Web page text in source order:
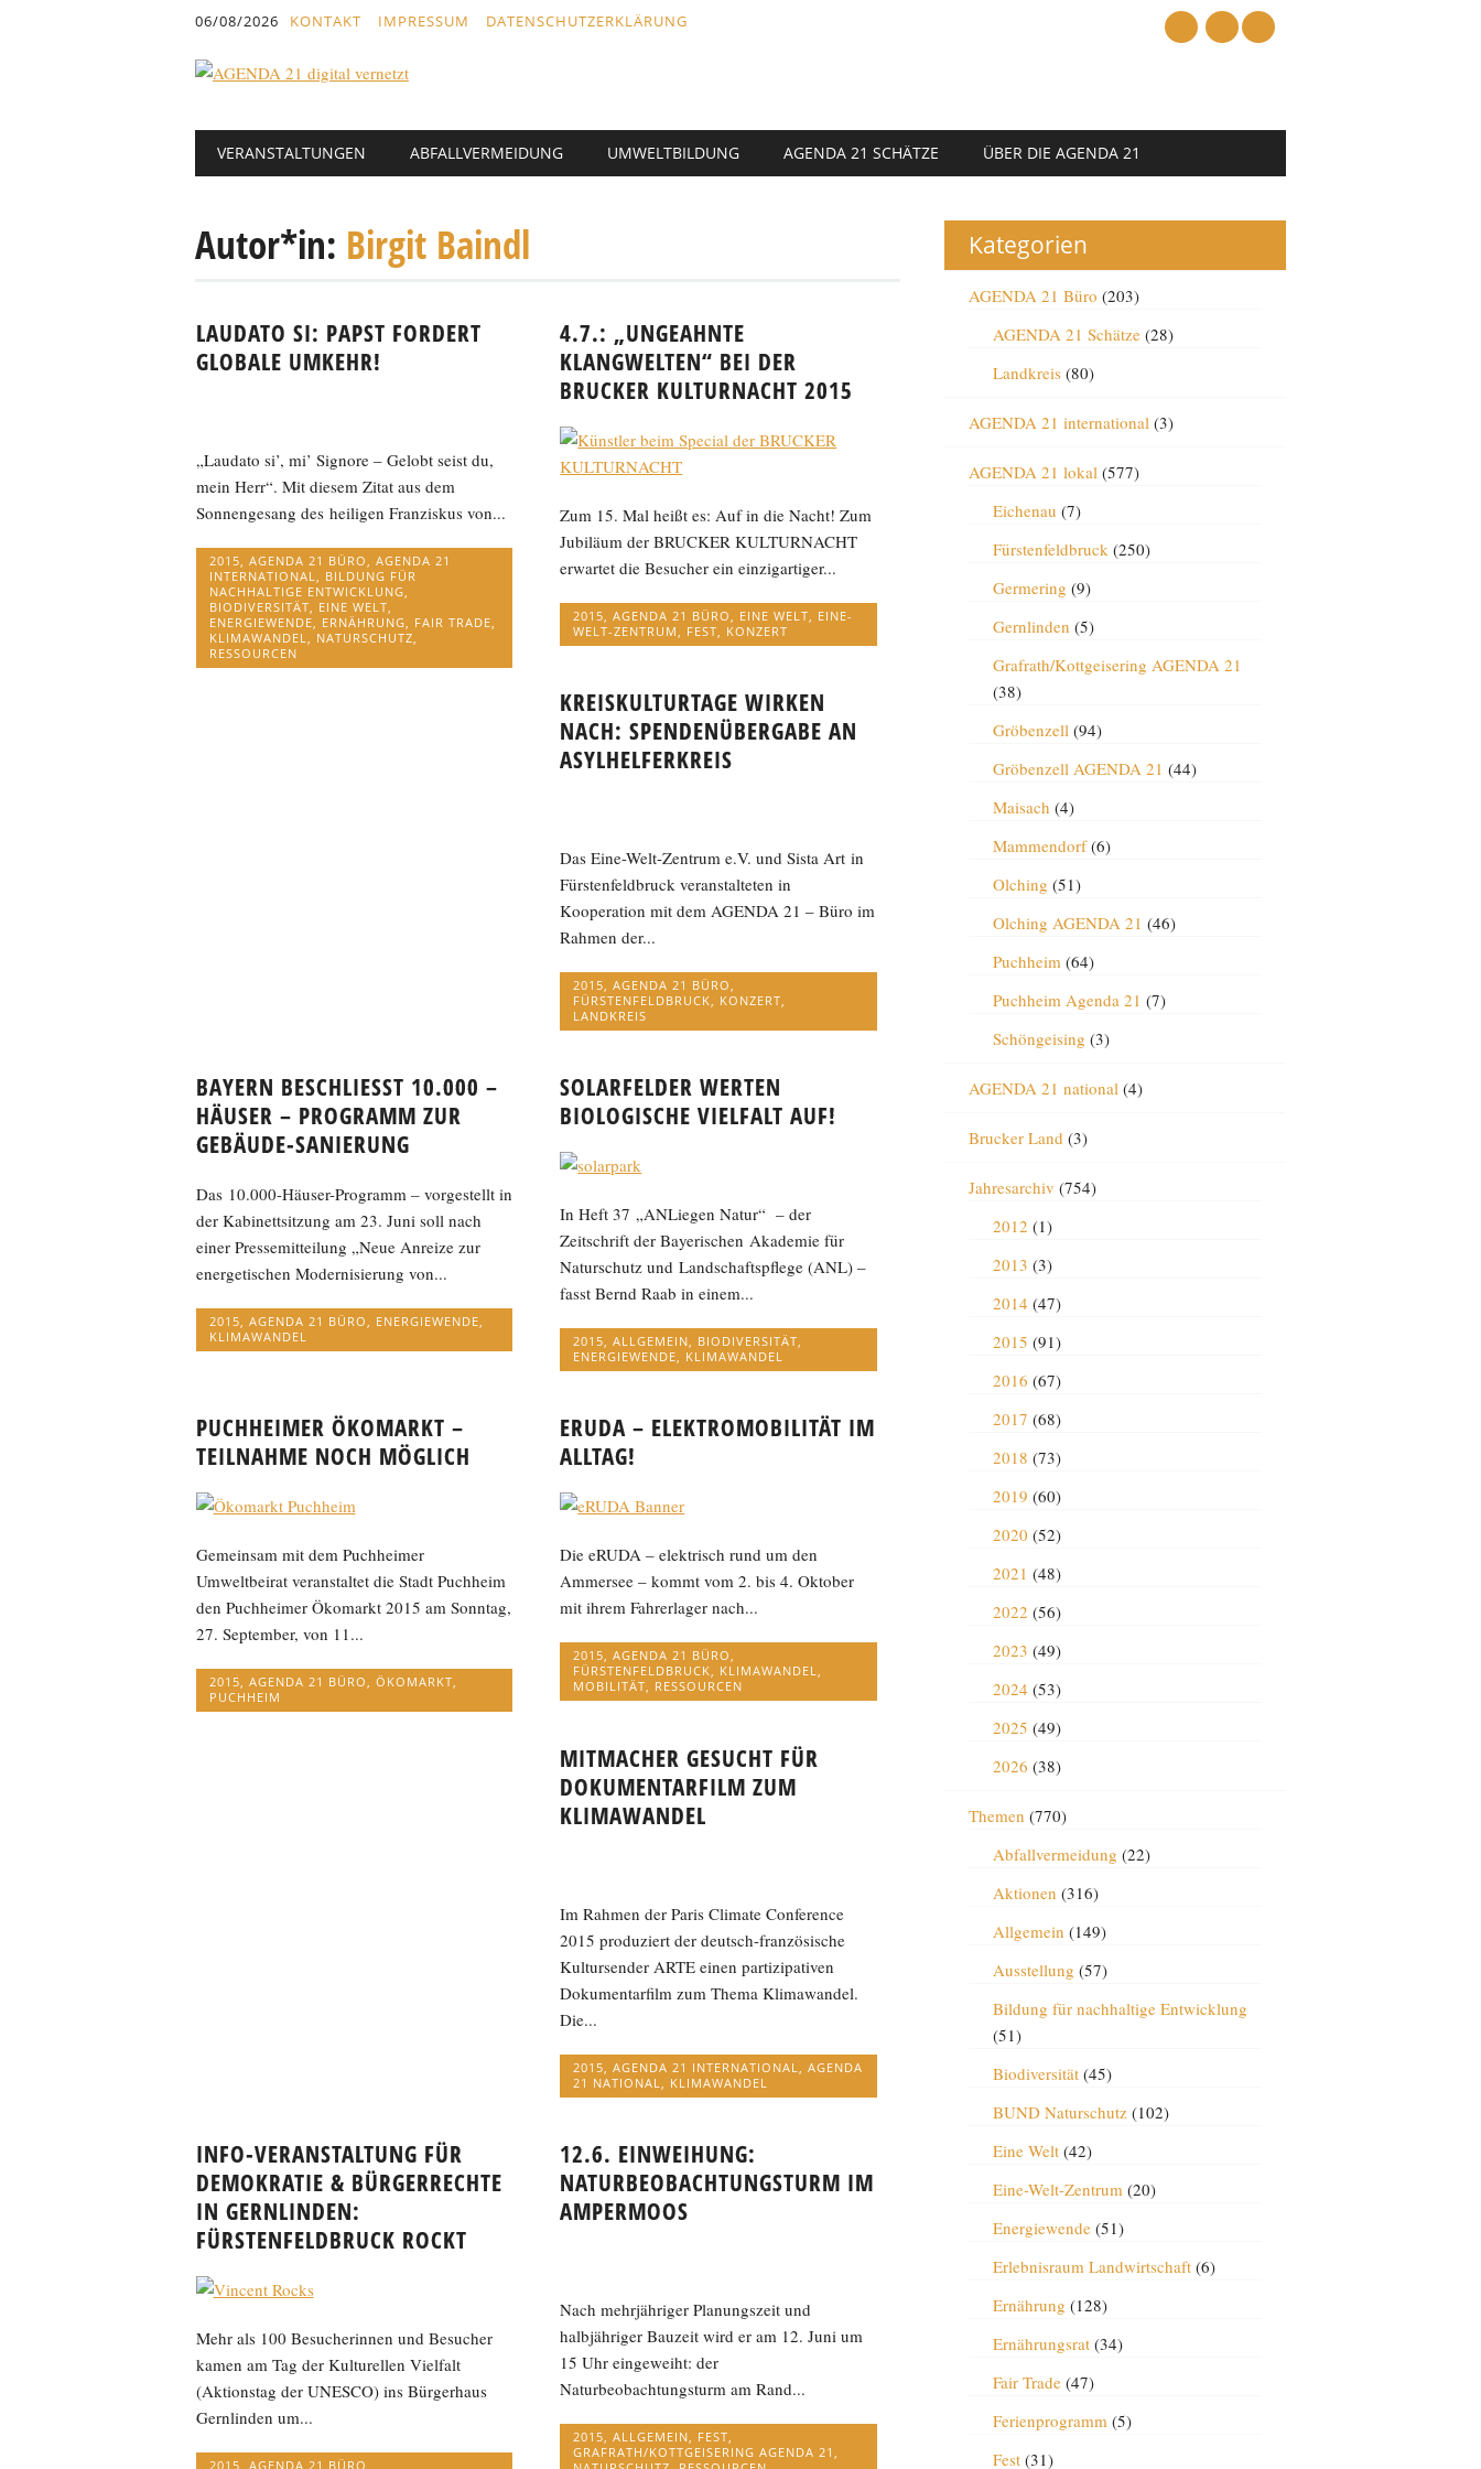
06/08/2026 KONTAKT IMPRESSUM DATENSCHUTZERKLÄRUNG
Hauptmenü
Abbrechen
VERANSTALTUNGEN ABFALLVERMEIDUNG UMWELTBILDUNG AGENDA 21 SCHÄTZE ÜBER DIE AGENDA 21
Autor*in: Birgit Baindl
LAUDATO SI: PAPST FORDERT
GLOBALE UMKEHR!
„Laudato si’, mi’ Signore – Gelobt seist du,
mein Herr“. Mit diesem Zitat aus dem
Sonnengesang des heiligen Franziskus von...
2015 AGENDA 21 BÜRO
AGENDA 21
INTERNATIONAL
BILDUNG FÜR
NACHHALTIGE ENTWICKLUNG
BIODIVERSITÄT
EINE WELT
ENERGIEWENDE
ERNÄHRUNG FAIR TRADE
KLIMAWANDEL
NATURSCHUTZ
RESSOURCEN
4.7.: „UNGEAHNTE
KLANGWELTEN“ BEI DER
BRUCKER KULTURNACHT 2015
Zum 15. Mal heißt es: Auf in die Nacht! Zum
Jubiläum der BRUCKER KULTURNACHT
erwartet die Besucher ein einzigartiger...
2015 ,AGENDA 21 BÜRO EINE WELT
EINE-
WELT-ZENTRUM
FEST KONZERT
KREISKULTURTAGE WIRKEN
NACH: SPENDENÜBERGABE AN
ASYLHELFERKREIS
Das Eine-Welt-Zentrum e.V. und Sista Art in
Fürstenfeldbruck veranstalteten in
Kooperation mit dem AGENDA 21 – Büro im
Rahmen der...
2015 ,AGENDA 21 BÜRO
FÜRSTENFELDBRUCK
KONZERT
LANDKREIS
BAYERN BESCHLIESST 10.000 –
HÄUSER – PROGRAMM ZUR
GEBÄUDE-SANIERUNG
Das 10.000-Häuser-Programm – vorgestellt in
der Kabinettsitzung am 23. Juni soll nach
einer Pressemitteilung „Neue Anreize zur
energetischen Modernisierung von...
2015, AGENDA 21 BÜRO, ENERGIEWENDE,
KLIMAWANDEL
SOLARFELDER WERTEN
BIOLOGISCHE VIELFALT AUF!
In Heft 37 „ANLiegen Natur“ – der
Zeitschrift der Bayerischen Akademie für
Naturschutz und Landschaftspflege (ANL) –
fasst Bernd Raab in einem...
2015,ALLGEMEIN, BIODIVERSITÄT,
ENERGIEWENDE, KLIMAWANDEL
PUCHHEIMER ÖKOMARKT –
TEILNAHME NOCH MÖGLICH
Gemeinsam mit dem Puchheimer
Umweltbeirat veranstaltet die Stadt Puchheim
den Puchheimer Ökomarkt 2015 am Sonntag,
27. September, von 11...
2015, AGENDA 21 BÜRO, ÖKOMARKT,
PUCHHEIM
ERUDA – ELEKTROMOBILITÄT IM
ALLTAG!
Die eRUDA – elektrisch rund um den
Ammersee – kommt vom 2. bis 4. Oktober
mit ihrem Fahrerlager nach...
2015,AGENDA 21 BÜRO,
FÜRSTENFELDBRUCK, KLIMAWANDEL,
MOBILITÄT, RESSOURCEN
MITMACHER GESUCHT FÜR
DOKUMENTARFILM ZUM
KLIMAWANDEL
Im Rahmen der Paris Climate Conference
2015 produziert der deutsch-französische
Kultursender ARTE einen partizipativen
Dokumentarfilm zum Thema Klimawandel.
Die...
2015 ,AGENDA 21 INTERNATIONAL ,AGENDA
21 NATIONAL
KLIMAWANDEL
INFO-VERANSTALTUNG FÜR
DEMOKRATIE & BÜRGERRECHTE
IN GERNLINDEN:
FÜRSTENFELDBRUCK ROCKT
Mehr als 100 Besucherinnen und Besucher
kamen am Tag der Kulturellen Vielfalt
(Aktionstag der UNESCO) ins Bürgerhaus
Gernlinden um...
2015, AGENDA 21 BÜRO,
12.6. EINWEIHUNG:
NATURBEOBACHTUNGSTURM IM
AMPERMOOS
Nach mehrjähriger Planungszeit und
halbjähriger Bauzeit wird er am 12. Juni um
15 Uhr eingeweiht: der
Naturbeobachtungsturm am Rand...
2015,ALLGEMEIN, FEST,
GRAFRATH/KOTTGEISERING AGENDA 21,
Kategorien
AGENDA 21 Büro (203)
AGENDA 21 Schätze(28)
Landkreis(80)
AGENDA 21 international(3)
AGENDA 21 lokal(577)
Eichenau (7)
Fürstenfeldbruck(250)
Germering (9)
Gernlinden (5)
Grafrath/Kottgeisering AGENDA 21
(38)
Gröbenzell(94)
Gröbenzell AGENDA 21 (44)
Maisach (4)
Mammendorf(6)
Olching (51)
Olching AGENDA 21 (46)
Puchheim(64)
Puchheim Agenda 21 (7)
Schöngeising (3)
AGENDA 21 national(4)
Brucker Land (3)
Jahresarchiv (754)
2012 (1)
2013 (3)
2014 (47)
2015 (91)
2016 (67)
2017 (68)
2018 (73)
2019 (60)
2020 (52)
2021 (48)
2022 (56)
2023 (49)
2024 (53)
2025 (49)
2026 (38)
Themen (770)
Abfallvermeidung (22)
Aktionen (316)
Allgemein (149)
Ausstellung (57)
Bildung für nachhaltige Entwicklung
(51)
Biodiversität(45)
BUND Naturschutz(102)
Eine Welt(42)
Eine-Welt-Zentrum(20)
Energiewende(51)
Erlebnisraum Landwirtschaft(6)
Ernährung (128)
Ernährungsrat(34)
Fair Trade(47)
Ferienprogramm(5)
Fest(31)